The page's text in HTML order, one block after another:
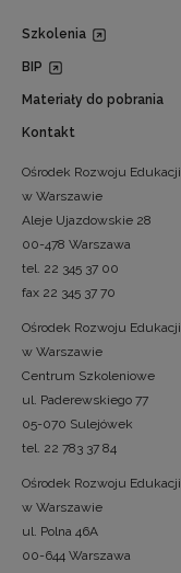
Szkolenia
BIP
Materiały do pobrania
Kontakt
Ośrodek Rozwoju Edukacji
w Warszawie
Aleje Ujazdowskie 28
00-478 Warszawa
tel. 22 345 37 00
fax 22 345 37 70
Ośrodek Rozwoju Edukacji
w Warszawie
Centrum Szkoleniowe
ul. Paderewskiego 77
05-070 Sulejówek
tel. 22 783 37 84
Ośrodek Rozwoju Edukacji
w Warszawie
ul. Polna 46A
00-644 Warszawa